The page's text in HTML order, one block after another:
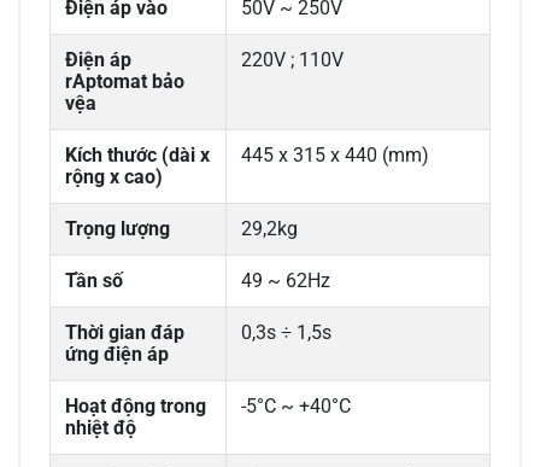
Điện áp vào 50V ~ 250V
Điện áp
rAptomat bảo
vệa
220V ; 110V
Kích thước (dài x
rộng x cao)
445 x 315 x 440 (mm)
Trọng lượng 29,2kg
Tần số 49 ~ 62Hz
Thời gian đáp
ứng điện áp
0,3s ÷ 1,5s
Hoạt động trong
nhiệt độ
-5°C ~ +40°C